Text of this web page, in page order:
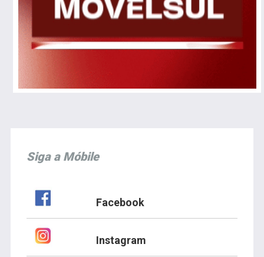
Siga a Móbile
Facebook
Instagram